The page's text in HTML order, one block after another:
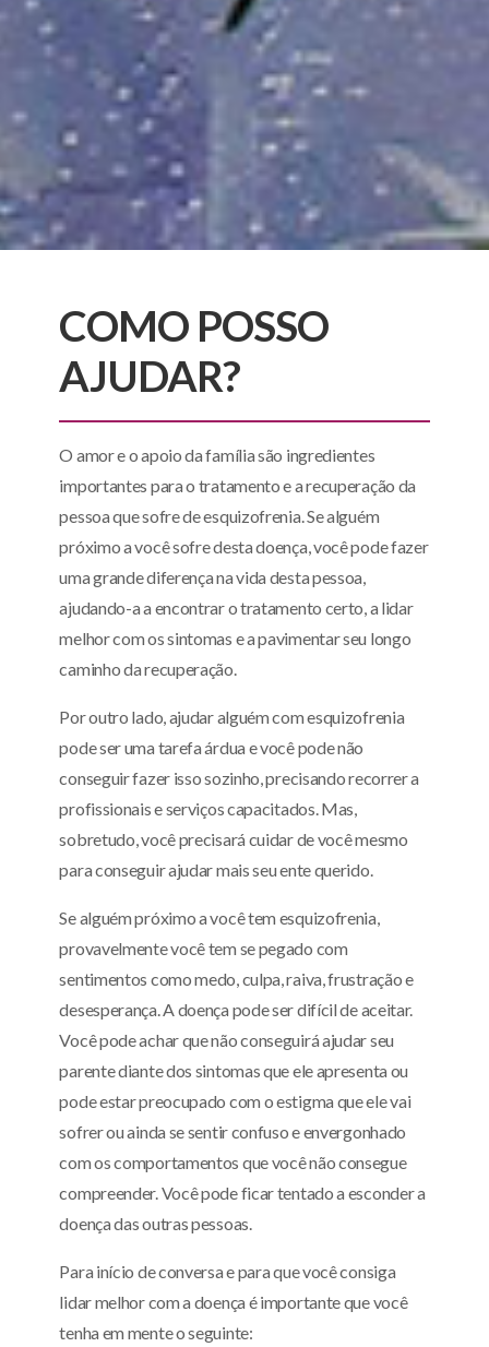
COMO POSSO
AJUDAR?
O amor e o apoio da família são ingredientes
importantes para o tratamento e a recuperação da
pessoa que sofre de esquizofrenia. Se alguém
próximo a você sofre desta doença, você pode fazer
uma grande diferença na vida desta pessoa,
ajudando-a a encontrar o tratamento certo, a lidar
melhor com os sintomas e a pavimentar seu longo
caminho da recuperação.
Por outro lado, ajudar alguém com esquizofrenia
pode ser uma tarefa árdua e você pode não
conseguir fazer isso sozinho, precisando recorrer a
profissionais e serviços capacitados. Mas,
sobretudo, você precisará cuidar de você mesmo
para conseguir ajudar mais seu ente querido.
Se alguém próximo a você tem esquizofrenia,
provavelmente você tem se pegado com
sentimentos como medo, culpa, raiva, frustração e
desesperança. A doença pode ser difícil de aceitar.
Você pode achar que não conseguirá ajudar seu
parente diante dos sintomas que ele apresenta ou
pode estar preocupado com o estigma que ele vai
sofrer ou ainda se sentir confuso e envergonhado
com os comportamentos que você não consegue
compreender. Você pode ficar tentado a esconder a
doença das outras pessoas.
Para início de conversa e para que você consiga
lidar melhor com a doença é importante que você
tenha em mente o seguinte: